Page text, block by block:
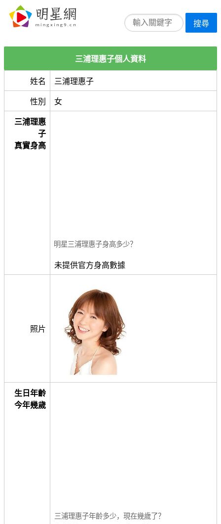
搜尋
三浦理惠子個人資料
姓名 三浦理惠子
性別 女
三浦理惠
子
真實身高
明星三浦理惠子身高多少？
未提供官方身高數據
照片
生日年齡
今年幾歲
三浦理惠子年齡多少，現在幾歲了？